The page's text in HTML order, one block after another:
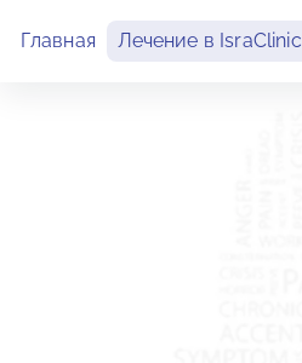
Главная Лечение в IsraClinic